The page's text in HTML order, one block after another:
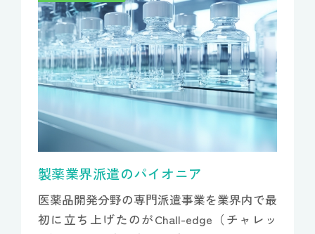
製薬業界派遣のパイオニア
医薬品開発分野の専門派遣事業を業界内で最
初に立ち上げたのがChall-edge（チャレッ